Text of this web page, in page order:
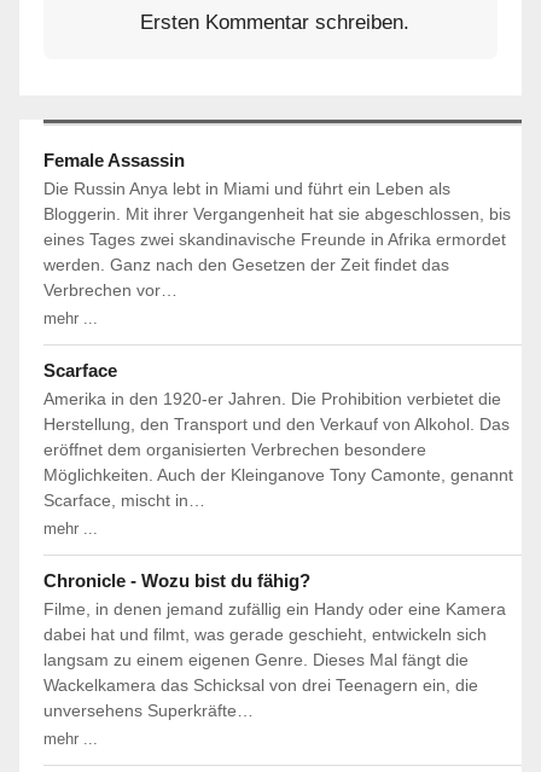
Ersten Kommentar schreiben.
Female Assassin
Die Russin Anya lebt in Miami und führt ein Leben als
Bloggerin. Mit ihrer Vergangenheit hat sie abgeschlossen, bis
eines Tages zwei skandinavische Freunde in Afrika ermordet
werden. Ganz nach den Gesetzen der Zeit findet das
Verbrechen vor…
mehr ...
Scarface
Amerika in den 1920-er Jahren. Die Prohibition verbietet die
Herstellung, den Transport und den Verkauf von Alkohol. Das
eröffnet dem organisierten Verbrechen besondere
Möglichkeiten. Auch der Kleinganove Tony Camonte, genannt
Scarface, mischt in…
mehr ...
Chronicle - Wozu bist du fähig?
Filme, in denen jemand zufällig ein Handy oder eine Kamera
dabei hat und filmt, was gerade geschieht, entwickeln sich
langsam zu einem eigenen Genre. Dieses Mal fängt die
Wackelkamera das Schicksal von drei Teenagern ein, die
unversehens Superkräfte…
mehr ...